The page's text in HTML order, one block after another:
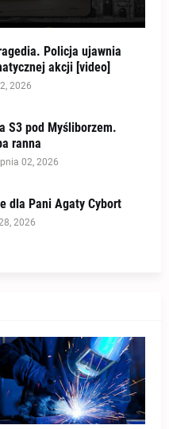
Policja ujawnia
akcji [video]
2026
S3 pod Myśliborzem.
ranna
02, 2026
dla Pani Agaty Cybort
2026